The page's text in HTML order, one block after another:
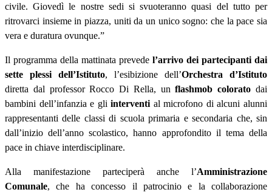
civile. Giovedì le nostre sedi si svuoteranno quasi del tutto per
ritrovarci insieme in piazza, uniti da un unico sogno: che la pace sia
vera e duratura ovunque.”
Il programma della mattinata prevede l’arrivo dei partecipanti dai
sette plessi dell’Istituto, l’esibizione dell’Orchestra d’Istituto
diretta dal professor Rocco Di Rella, unflashmob coloratodai
bambini dell’infanzia e gliinterventi al microfono di alcuni alunni
rappresentanti delle classi di scuola primaria e secondaria che, sin
dall’inizio dell’anno scolastico, hanno approfondito il tema della
pace in chiave interdisciplinare.
Alla manifestazione parteciperà anche l’Amministrazione
Comunale, che ha concesso il patrocinio e la collaborazione